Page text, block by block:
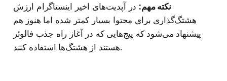
نکته مهم: در آپدیت‌های اخیر اینستاگرام ارزش
هشتگ‌گذاری برای محتوا بسیار کمتر شده اما هنوز هم
پیشنهاد می‌شود که پیج‌هایی که در آغاز راه جذب فالوئر
هستند از هشتگ‌ها استفاده کنند.